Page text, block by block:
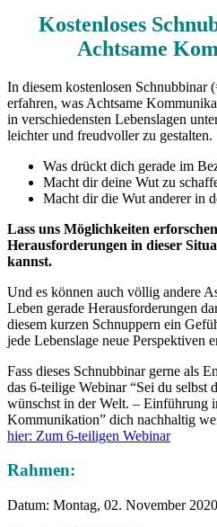
Kostenloses
Achtsame
In diesem kostenlosen Schnubbinar
erfahren, was Achtsame
in verschiedensten Lebenslagen
leichter und freudvoller zu gestalten.
Was drückt dich gerade im
Macht dir deine Wut zu
Macht dir die Wut anderer in
Lass uns Möglichkeiten
Herausforderungen in dieser
kannst.
Und es können auch völlig andere
Leben gerade Herausforderungen
diesem kurzen Schnuppern ein
jede Lebenslage neue Perspektiven
Fass dieses Schnubbinar gerne als
das 6-teilige Webinar “Sei du selbst
wünschst in der Welt. – Einführung
Kommunikation” dich nachhaltig
hier: Zum 6-teiligen Webinar
Rahmen:
Datum: Montag, 02. November 2020